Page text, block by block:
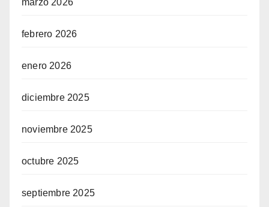
marzo 2026
febrero 2026
enero 2026
diciembre 2025
noviembre 2025
octubre 2025
septiembre 2025